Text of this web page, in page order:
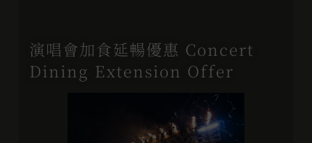
演唱會加食延暢優惠 Concert
Dining Extension Offer